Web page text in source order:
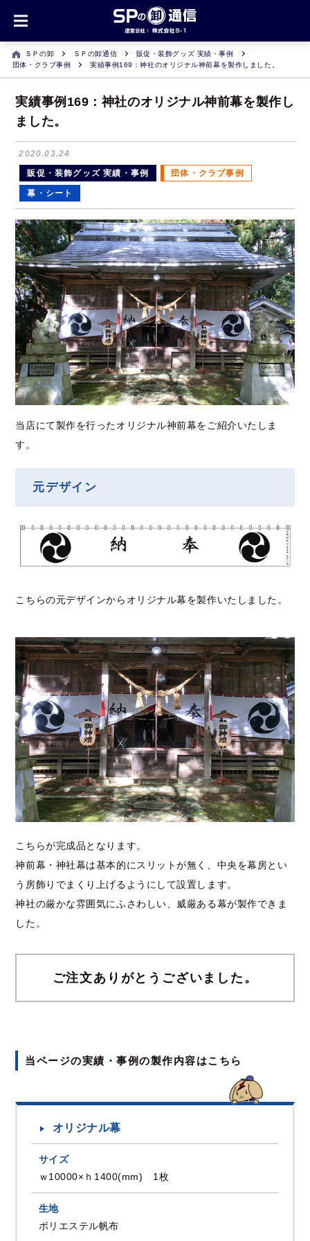
ＳＰの卸 ＳＰの卸通信
販促・装飾グッズ 実績・事例
団体・クラブ事例
実績事例169：神社のオリジナル神前幕を製作しました。
実績事例169：神社のオリジナル神前幕を製作し
ました。
2020.03.24
販促・装飾グッズ 実績・事例
団体・クラブ事例
幕・シート
当店にて製作を行ったオリジナル神前幕をご紹介いたしま
す。
元デザイン
こちらの元デザインからオリジナル幕を製作いたしました。
こちらが完成品となります。
神前幕・神社幕は基本的にスリットが無く、中央を幕房とい
う房飾りでまくり上げるようにして設置します。
神社の厳かな雰囲気にふさわしい、威厳ある幕が製作できま
した。
ご注文ありがとうございました。
当ページの実績・事例の製作内容はこちら
オリジナル幕
サイズ
ｗ10000×ｈ1400(mm) 1枚
生地
ポリエステル帆布